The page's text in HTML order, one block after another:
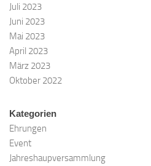
Juli 2023
Juni 2023
Mai 2023
April 2023
März 2023
Oktober 2022
Kategorien
Ehrungen
Event
Jahreshaupversammlung